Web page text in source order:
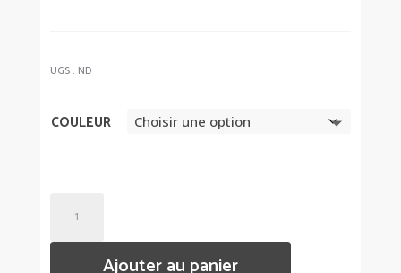
UGS : ND
COULEUR
DRAP
Ajouter au panier